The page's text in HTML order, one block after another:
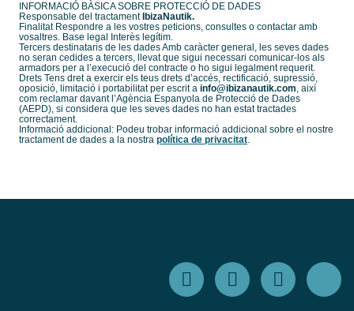
INFORMACIÓ BÀSICA SOBRE PROTECCIÓ DE DADES
Responsable del tractament IbizaNautik.
Finalitat Respondre a les vostres peticions, consultes o contactar amb
vosaltres. Base legal Interès legítim.
Tercers destinataris de les dades Amb caràcter general, les seves dades
no seran cedides a tercers, llevat que sigui necessari comunicar-los als
armadors per a l’execució del contracte o ho sigui legalment requerit.
Drets Tens dret a exercir els teus drets d’accés, rectificació, supressió,
oposició, limitació i portabilitat per escrit a info@ibizanautik.com, així
com reclamar davant l’Agència Espanyola de Protecció de Dades
(AEPD), si considera que les seves dades no han estat tractades
correctament.
Informació addicional: Podeu trobar informació addicional sobre el nostre
tractament de dades a la nostra política de privacitat.